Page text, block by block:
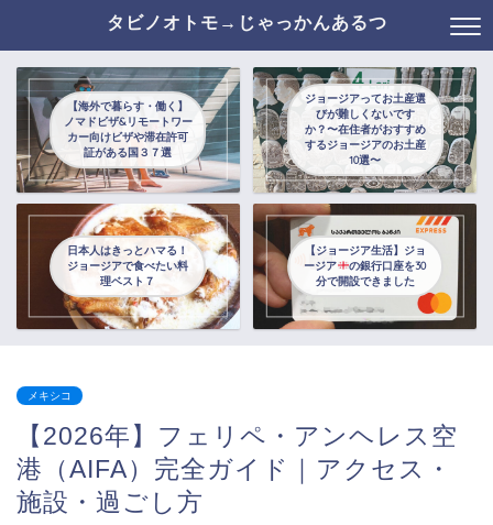
タビノオトモ→じゃっかんあるつ
【海外で暮らす・働く】
ノマドビザ&リモートワー
カー向けビザや滞在許可
証がある国３７選
ジョージアってお土産選
びが難しくないです
か？〜在住者がおすすめ
するジョージアのお土産
10選〜
日本人はきっとハマる！
ジョージアで食べたい料
理ベスト７
【ジョージア生活】ジョ
ージア
の銀行口座を30
分で開設できました
メキシコ
【2026年】フェリペ・アンヘレス空
港（AIFA）完全ガイド｜アクセス・
施設・過ごし方